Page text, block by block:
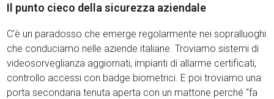
Il punto cieco della sicurezza aziendale
C’è un paradosso che emerge regolarmente nei sopralluoghi
che conduciamo nelle aziende italiane. Troviamo sistemi di
videosorveglianza aggiornati, impianti di allarme certificati,
controllo accessi con badge biometrici. E poi troviamo una
porta secondaria tenuta aperta con un mattone perché “fa